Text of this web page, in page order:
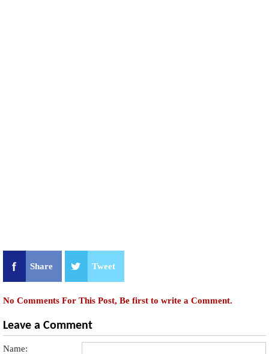
Share Tweet
No Comments For This Post, Be first to write a Comment.
Leave a Comment
Name: